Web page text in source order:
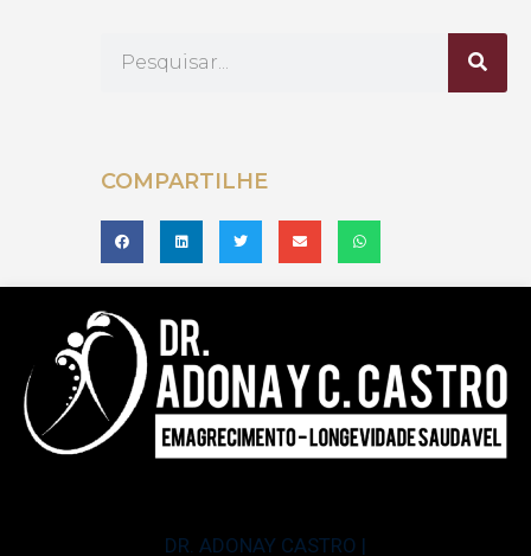
COMPARTILHE
DR. ADONAY CASTRO |